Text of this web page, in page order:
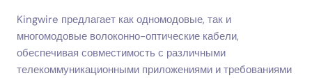
Kingwire предлагает как одномодовые, так и
многомодовые волоконно-оптические кабели,
обеспечивая совместимость с различными
телекоммуникационными приложениями и требованиями